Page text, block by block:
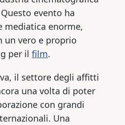
evento ha
mediatica enorme,
un vero e proprio
per il film.
il settore degli affitti
una volta di poter
con grandi
Una